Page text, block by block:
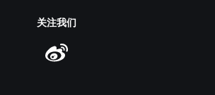
关注我们